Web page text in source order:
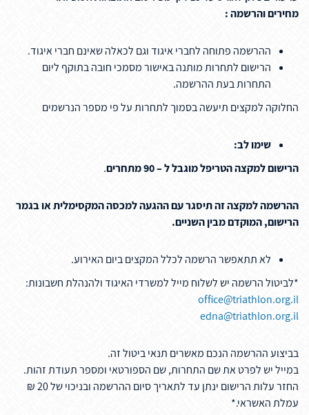
מחירים והרשמה :
ההרשמה פתוחה לחברי איגוד וגם לכאלה שאינם חברי איגוד.
הרישום לתחרות מותנה באישור מסמכי חובה בתוקף ליום
התחרות בעת ההרשמה.
החלוקה למקצים תיעשה בסמוך לתחרות על פי מספר הנרשמים
שימו לב:
הרישום למקצה הטריפל מוגבל ל – 90 מתחרים
.
ההרשמה למקצה זה תיסגר עם ההגעה למכסה המקסימלית או בגמר
הרישום, המוקדם מבין השניים.
לא תתאפשר הרשמה לכלל המקצים ביום האירוע.
*לביטול הרשמה יש לשלוח מייל למשרדי האיגוד ולהנהלת חשבונות:
office@triathlon.org.il
edna@triathlon.org.il
בביצוע ההרשמה הנכם מאשרים תנאי ביטול זה.
במייל יש לפרט את שם התחרות, שם הספורטאי ומספר תעודת זהות.
החזר עלות הרישום ינתן עד לתאריך סיום ההרשמה ובניכוי של 20 ₪
עמלת האשראי.*